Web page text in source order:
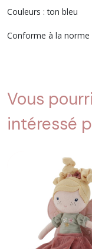
Couleurs : ton bleu
Conforme à la norme
Vous
intéressé